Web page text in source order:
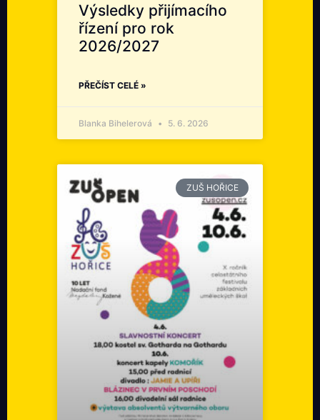
Výsledky přijímacího
řízení pro rok
2026/2027
PŘEČÍST CELÉ »
Blanka Bihelerová 5. 6. 2026
ZUŠ HOŘICE